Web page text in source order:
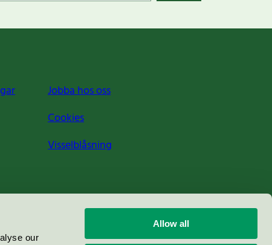
our
Allow all
Jobba hos oss
Cookies
Visselblåsning